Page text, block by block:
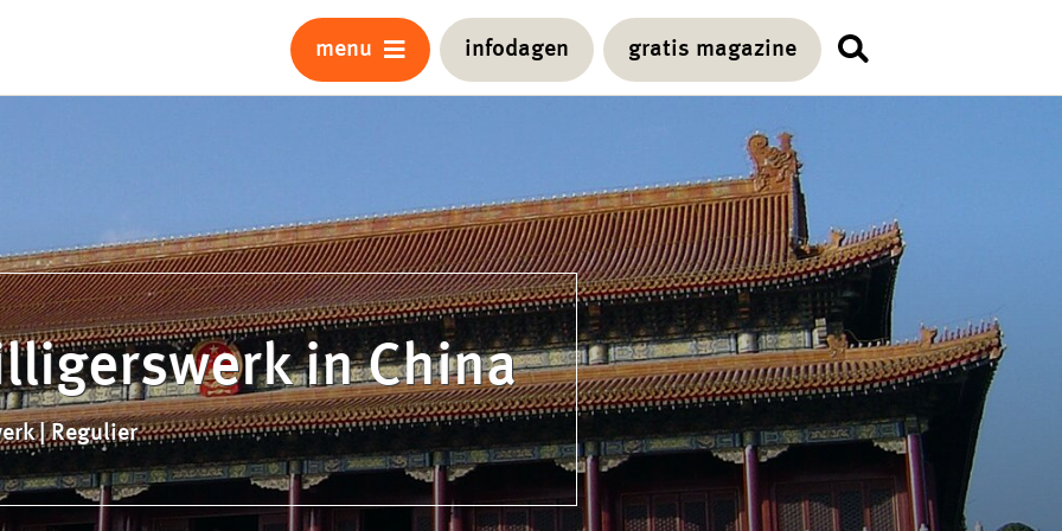
menu infodagen gratis magazine
in China
| Regulier